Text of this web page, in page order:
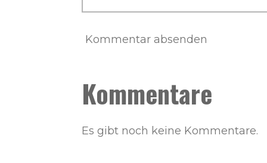
Kommentar absenden
Kommentare
Es gibt noch keine Kommentare.